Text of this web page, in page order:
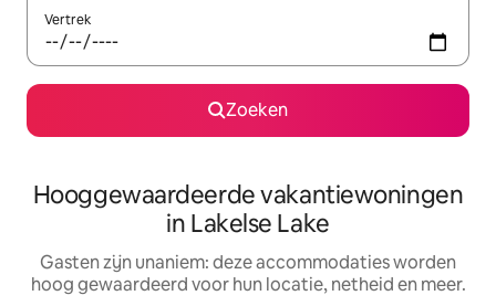
Vertrek
Zoeken
Hooggewaardeerde vakantiewoningen
in Lakelse Lake
Gasten zijn unaniem: deze accommodaties worden
hoog gewaardeerd voor hun locatie, netheid en meer.